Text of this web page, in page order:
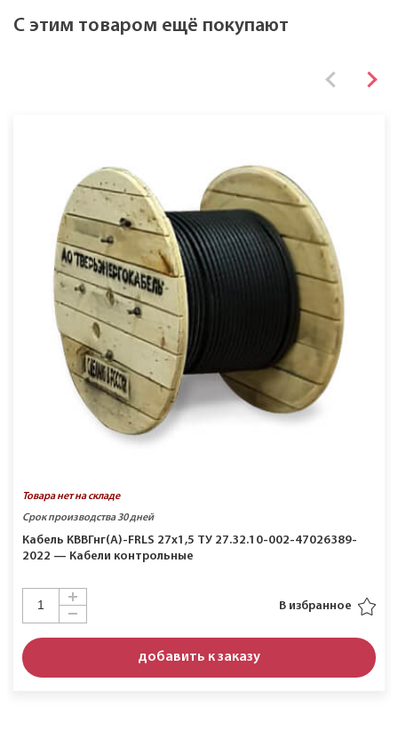
С этим товаром ещё покупают
Товара нет на складе
Срок производства 30 дней
Кабель КВВГнг(A)-FRLS 27х1,5 ТУ 27.32.10-002-47026389-
2022 — Кабели контрольные
В избранное
добавить к заказу